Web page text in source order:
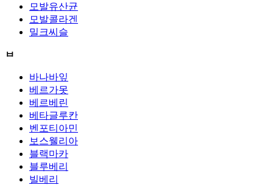
모발유산균
모발콜라겐
밀크씨슬
ㅂ
바나바잎
베르가못
베르베린
베타글루칸
벤포티아민
보스웰리아
블랙마카
블루베리
빌베리